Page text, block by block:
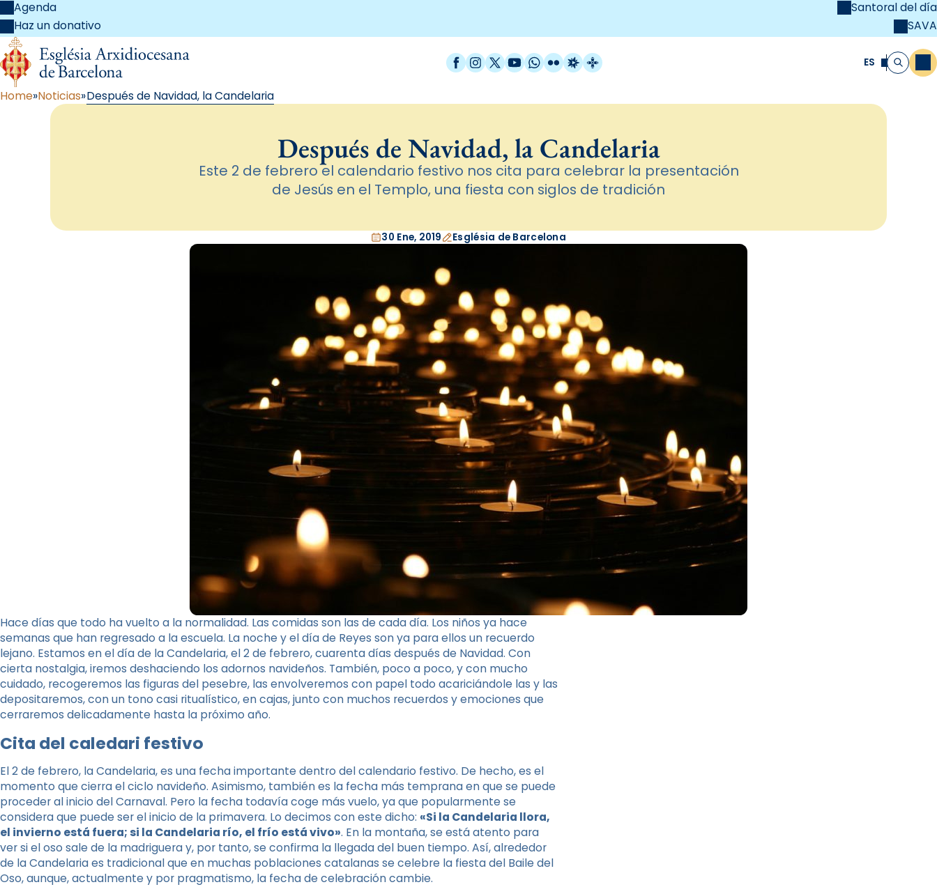
Agenda
Haz un donativo
Santoral del día
SAVA
Facebook
Instagram
X / Twitter
YouTube
WhatsApp
FlickrRadio Estel
Catalunya Cristiana ES Buscar
Home Noticias Después de Navidad, la Candelaria
Después de Navidad, la Candelaria
Este 2 de febrero el calendario festivo nos cita para celebrar la presentación
de Jesús en el Templo, una fiesta con siglos de tradición
30 Ene, 2019 Església de Barcelona
Hace días que todo ha vuelto a la normalidad. Las comidas son las de cada día. Los niños ya hace
semanas que han regresado a la escuela. La noche y el día de Reyes son ya para ellos un recuerdo
lejano. Estamos en el día de la Candelaria, el 2 de febrero, cuarenta días después de Navidad. Con
cierta nostalgia, iremos deshaciendo los adornos navideños. También, poco a poco, y con mucho
cuidado, recogeremos las figuras del pesebre, las envolveremos con papel todo acariciándole las y las
depositaremos, con un tono casi ritualístico, en cajas, junto con muchos recuerdos y emociones que
cerraremos delicadamente hasta la próximo año.
Cita del caledari festivo
El 2 de febrero, la Candelaria, es una fecha importante dentro del calendario festivo. De hecho, es el
momento que cierra el ciclo navideño. Asimismo, también es la fecha más temprana en que se puede
proceder al inicio del Carnaval. Pero la fecha todavía coge más vuelo, ya que popularmente se
considera que puede ser el inicio de la primavera. Lo decimos con este dicho: «Si la Candelaria llora,
el invierno está fuera; si la Candelaria río, el frío está vivo». En la montaña, se está atento para
ver si el oso sale de la madriguera y, por tanto, se confirma la llegada del buen tiempo. Así, alrededor
de la Candelaria es tradicional que en muchas poblaciones catalanas se celebre la fiesta del Baile del
Oso, aunque, actualmente y por pragmatismo, la fecha de celebración cambie.